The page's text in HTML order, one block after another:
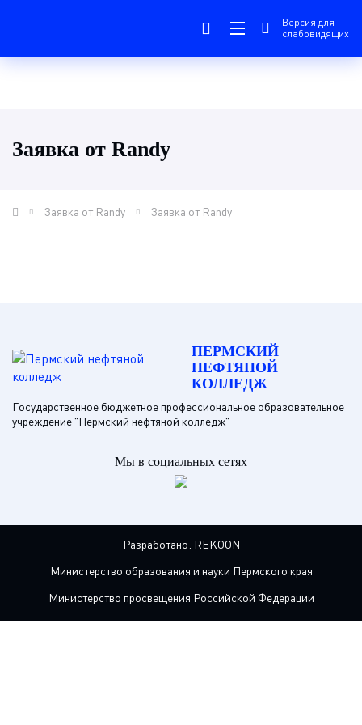
Версия для
слабовидящих
Заявка от Randy
Заявка от Randy Заявка от Randy
ПЕРМСКИЙ
НЕФТЯНОЙ
КОЛЛЕДЖ
Государственное бюджетное профессиональное образовательное
учреждение "Пермский нефтяной колледж"
Мы в социальных сетях
Разработано: REKOON
Министерство образования и науки Пермского края
Министерство просвещения Российской Федерации